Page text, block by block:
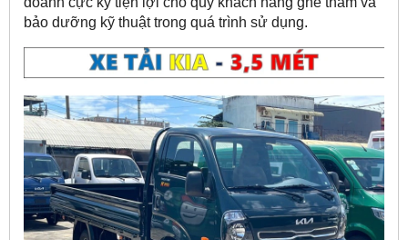
bảo dưỡng kỹ thuật trong quá trình sử dụng.